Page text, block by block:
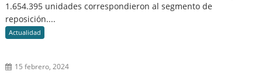
1.654.395 unidades correspondieron al segmento de
reposición....
Actualidad
15 febrero, 2024